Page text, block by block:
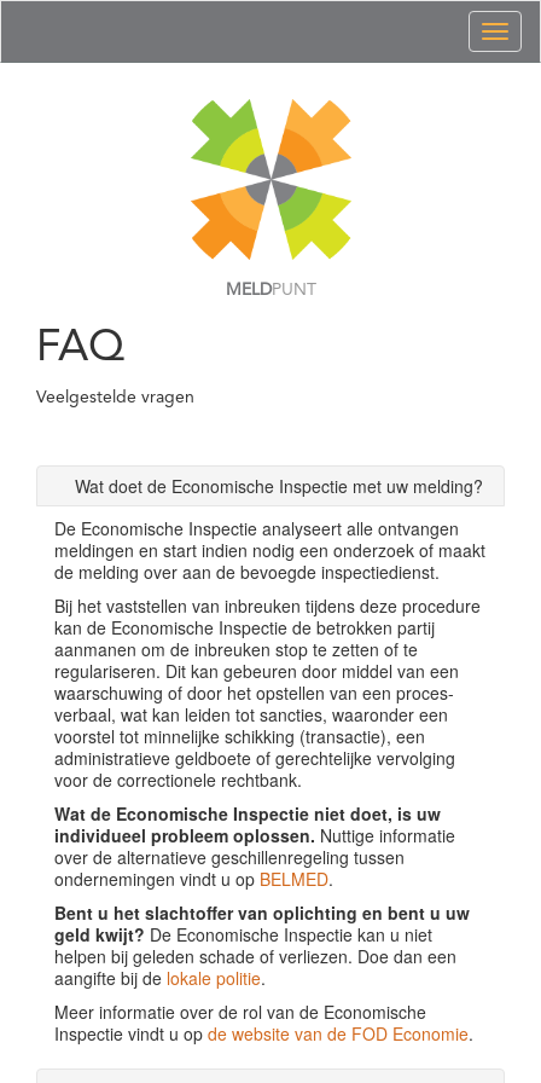
MELDPUNT
FAQ
Veelgestelde vragen
Wat doet de Economische Inspectie met uw melding?
De Economische Inspectie analyseert alle ontvangen
meldingen en start indien nodig een onderzoek of maakt
de melding over aan de bevoegde inspectiedienst.
Bij het vaststellen van inbreuken tijdens deze procedure
kan de Economische Inspectie de betrokken partij
aanmanen om de inbreuken stop te zetten of te
regulariseren. Dit kan gebeuren door middel van een
waarschuwing of door het opstellen van een proces-
verbaal, wat kan leiden tot sancties, waaronder een
voorstel tot minnelijke schikking (transactie), een
administratieve geldboete of gerechtelijke vervolging
voor de correctionele rechtbank.
Wat de Economische Inspectie niet doet, is uw
individueel probleem oplossen. Nuttige informatie
over de alternatieve geschillenregeling tussen
ondernemingen vindt u op BELMED.
Bent u het slachtoffer van oplichting en bent u uw
geld kwijt? De Economische Inspectie kan u niet
helpen bij geleden schade of verliezen. Doe dan een
aangifte bij de lokale politie.
Meer informatie over de rol van de Economische
Inspectie vindt u op de website van de FOD Economie.